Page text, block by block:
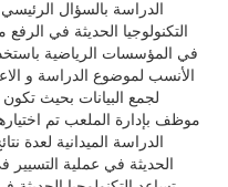
الدراسة بالسؤال
التكنولوجيا الحديثة في
في المؤسسات الرياضية
الأنسب لموضوع الدراسة و
موظف بإدارة الملعب تم
الدراسة الميدانية لعدة
الحديثة في عملية